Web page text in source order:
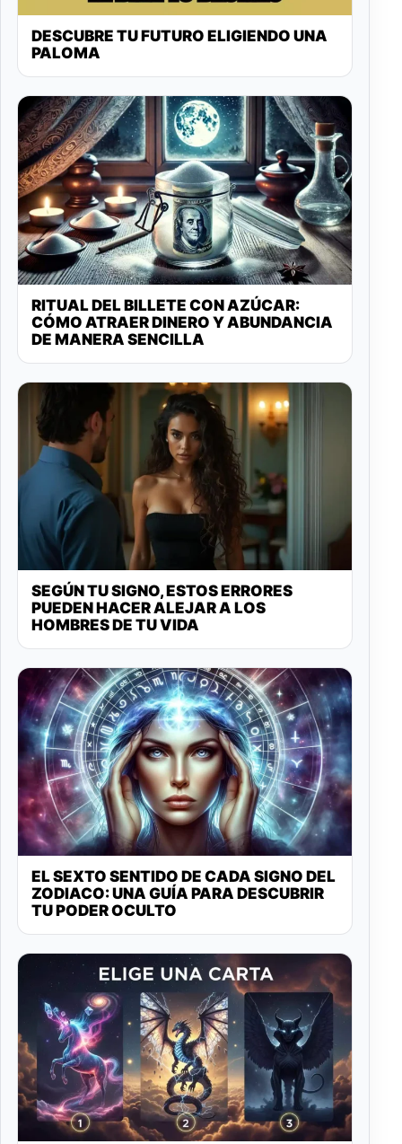
DESCUBRE TU FUTURO ELIGIENDO UNA
PALOMA
RITUAL DEL BILLETE CON AZÚCAR:
CÓMO ATRAER DINERO Y ABUNDANCIA
DE MANERA SENCILLA
SEGÚN TU SIGNO, ESTOS ERRORES
PUEDEN HACER ALEJAR A LOS
HOMBRES DE TU VIDA
EL SEXTO SENTIDO DE CADA SIGNO DEL
ZODIACO: UNA GUÍA PARA DESCUBRIR
TU PODER OCULTO